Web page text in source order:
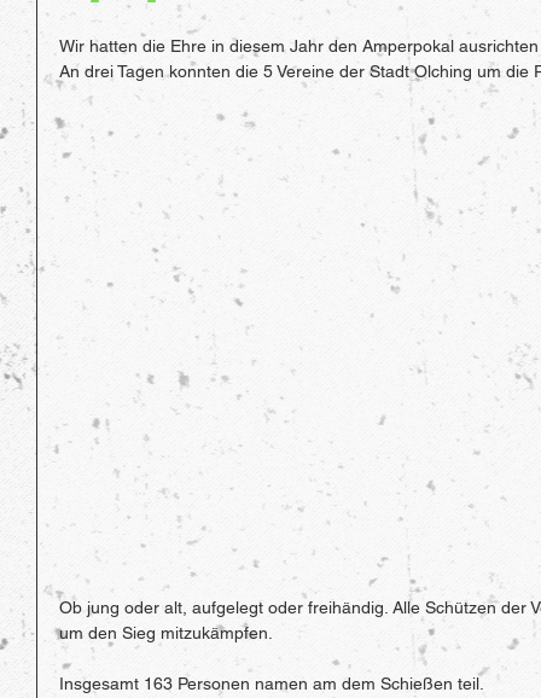
Wir hatten die Ehre in diesem Jahr den Amperpokal
An drei Tagen konnten die 5 Vereine der Stadt Olching um die
Ob jung oder alt, aufgelegt oder freihändig. Alle Schützen der
um den Sieg mitzukämpfen.
Insgesamt 163 Personen namen am dem Schießen teil.